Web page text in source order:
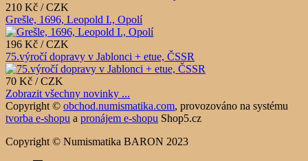
210 Kč / CZK
Grešle, 1696, Leopold I., Opolí
196 Kč / CZK
75.výročí dopravy v Jablonci + etue, ČSSR
70 Kč / CZK
Zobrazit všechny novinky ...
Copyright © obchod.numismatika.com, provozováno na systému
tvorba e-shopu a pronájem e-shopu Shop5.cz
Copyright © Numismatika BARON 2023